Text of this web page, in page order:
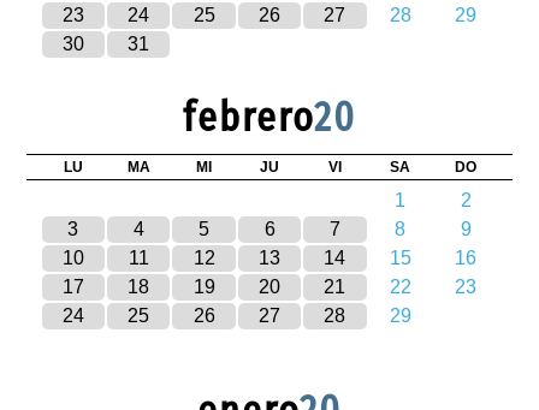
23
24 25 26 27 28
29
30
31
febrero20
LU MA MI JU VI SA DO
1
2
3
4 5 6 7 8
9
10
11 12 13 14 15
16
17
18 19 20 21 22
23
24
25 26 27 28 29